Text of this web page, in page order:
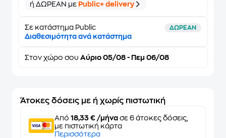
ή ΔΩΡΕΑΝ με Public+ delivery
Σε κατάστημα Public ΔΩΡΕΑΝ
Διαθεσιμότητα ανά κατάστημα
Στον χώρο σου Αύριο 05/08 - Πεμ 06/08
Άτοκες δόσεις με ή χωρίς πιστωτική
Από 18,33 € /μήνα σε 6 άτοκες δόσεις,
με πιστωτική κάρτα
Περισσότερα